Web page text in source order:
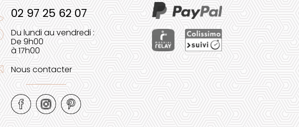
02 97 25 62 07
Du lundi au vendredi :
De 9h00
à 17h00
Nous contacter